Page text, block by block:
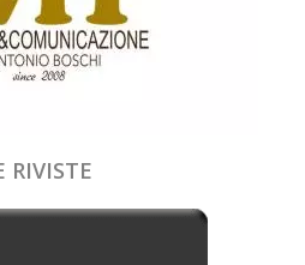
RIVISTE